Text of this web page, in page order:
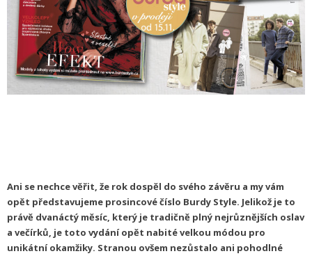
Ani se nechce věřit, že rok dospěl do svého závěru a my vám
opět představujeme prosincové číslo Burdy Style. Jelikož je to
právě dvanáctý měsíc, který je tradičně plný nejrůznějších oslav
a večírků, je toto vydání opět nabité velkou módou pro
unikátní okamžiky. Stranou ovšem nezůstalo ani pohodlné